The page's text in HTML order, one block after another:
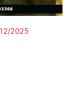
2025